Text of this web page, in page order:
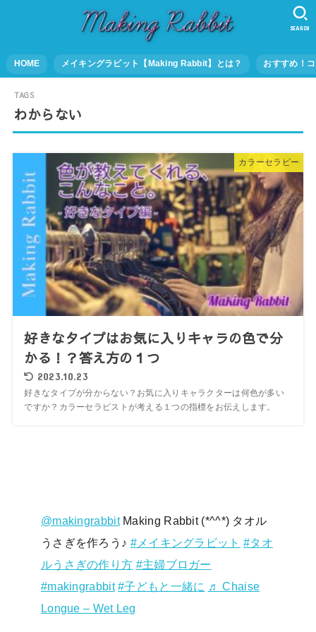
HOME メイキングラビット【Making Rabbit】とは？ おすすめ！
SEARCH
わからない
カラーセラピー
好きなタイプはお気に入りキャラの色で分
かる！？答え方の１つ
2023.10.23
好きなタイプが分からない？お気に入りキャラクターは何色が多い
ですか？カラーセラピストが考える１つの指標をお伝えします。
@makingrabbitMaking Rabbit (*^^*) タオル
うさぎを作ろう♪ #メイキングラビット #タオ
ルうさぎの作り方 #主婦ブロガー
#makingrabbit #子どもと一緒に
♬ Chaise
Longue – Wet Leg